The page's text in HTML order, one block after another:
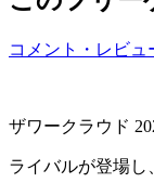
コメント・レビュ
ザワークラウド
ライバルが登場し